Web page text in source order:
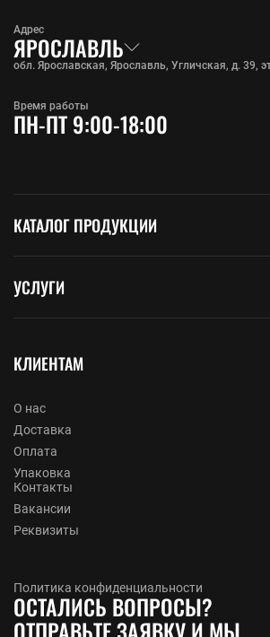
Адрес
ЯРОСЛАВЛЬ
обл. Ярославская, Ярославль, Угличская, д. 39,
Время работы
ПН-ПТ 9:00-18:00
КАТАЛОГ ПРОДУКЦИИ
УСЛУГИ
КЛИЕНТАМ
О нас
Доставка
Оплата
Упаковка
Контакты
Вакансии
Реквизиты
Политика конфиденциальности
ОСТАЛИСЬ ВОПРОСЫ?
ОТПРАВЬТЕ ЗАЯВКУ И МЫ